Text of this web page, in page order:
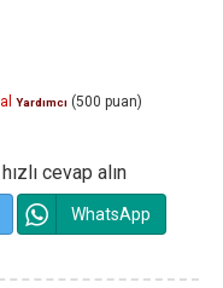
Yardımcı (500 puan)
cevap alın
WhatsApp